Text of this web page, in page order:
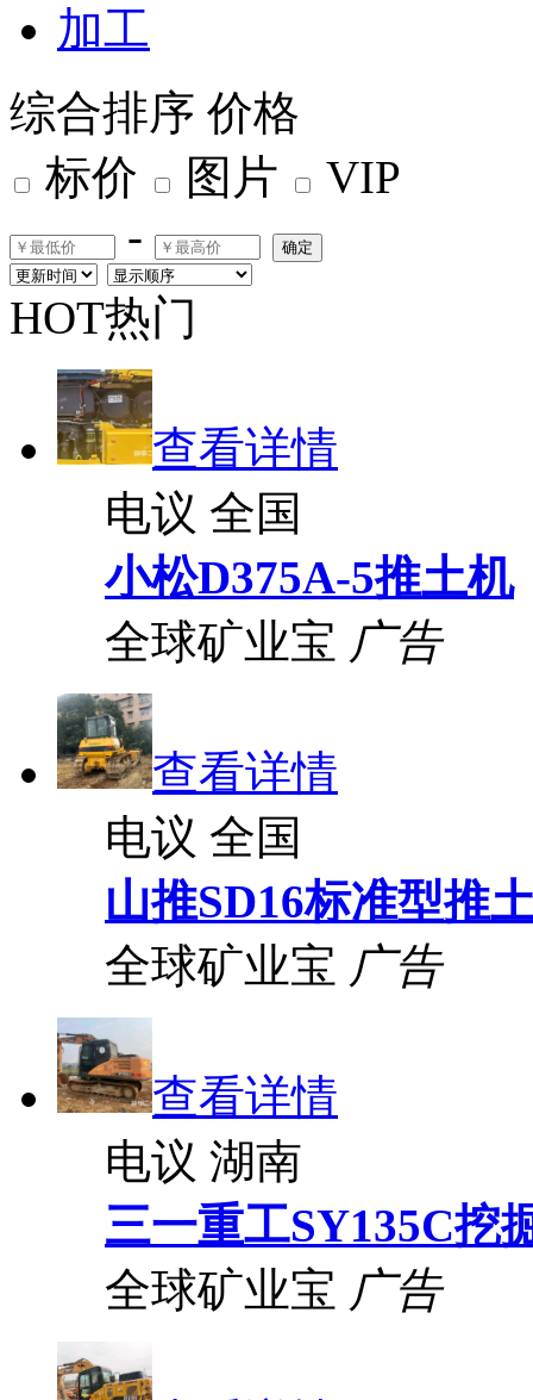
加工
综合排序 价格
标价
图片
VIP
-
确定
HOT热门
查看详情
电议 全国
小松D375A-5推土机
全球矿业宝 广告
查看详情
电议 全国
山推SD16标准型推
全球矿业宝 广告
查看详情
电议 湖南
三一重工SY135C挖
全球矿业宝 广告